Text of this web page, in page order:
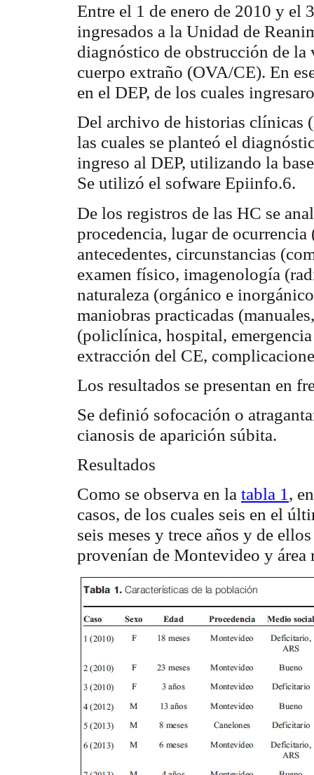
Entre el 1 de enero de 2010 y el
ingresados a la Unidad de
diagnóstico de obstrucción de la
cuerpo extraño (OVA/CE). En
en el DEP, de los cuales
Del archivo de historias clínicas
las cuales se planteó el
ingreso al DEP, utilizando la
Se utilizó el sofware Epiinfo.6.
De los registros de las HC se
procedencia, lugar de
antecedentes, circunstancias
examen físico, imagenología
naturaleza (orgánico e
maniobras practicadas
(policlínica, hospital,
extracción del CE,
Los resultados se presentan en
Se definió sofocación o
cianosis de aparición súbita.
Resultados
Como se observa en la tabla 1 ,
casos, de los cuales seis en el
seis meses y trece años y de
provenían de Montevideo y